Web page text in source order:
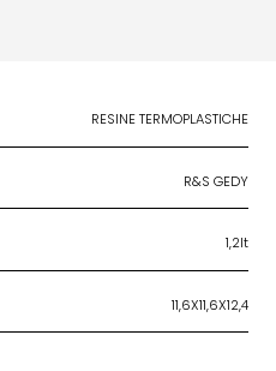
RESINE TERMOPLASTICHE
R&S GEDY
1,2lt
11,6X11,6X12,4